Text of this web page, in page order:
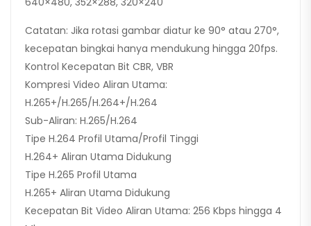
Catatan: Jika rotasi gambar diatur ke 90° atau 270°,
kecepatan bingkai hanya mendukung hingga 20fps.
Kontrol Kecepatan Bit CBR, VBR
Kompresi Video Aliran Utama:
H.265+/H.265/H.264+/H.264
Sub-Aliran: H.265/H.264
Tipe H.264 Profil Utama/Profil Tinggi
H.264+ Aliran Utama Didukung
Tipe H.265 Profil Utama
H.265+ Aliran Utama Didukung
Kecepatan Bit Video Aliran Utama: 256 Kbps hingga 4